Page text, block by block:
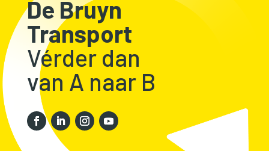
De Bruyn
Transport
Vérder dan
van A naar B